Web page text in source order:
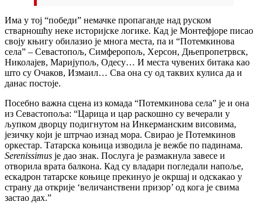
Има у тој “победи” немачке пропаганде над руском
стварношћу неке историјске логике. Кад је Монтефјоре писао
своју књигу обилазио је многа места, па и “Потемкинова
села” – Севастопољ, Симферопољ, Херсон, Дњепропетрвск,
Николајев, Маријупољ, Одесу… И места чувених битака као
што су Очаков, Измаил… Сва она су од таквих кулиса да и
данас постоје.
Посебно важна сцена из комада “Потемкинова села” је и она
из Севастопоља: “Царица и цар раскошно су вечерали у
љупком дворцу подигнутом на Инкерманским висовима,
језичку који је штрчао изнад мора. Свирао је Потемкинов
оркестар. Татарска коњица изводила је вежбе по падинама.
Serenissimus је дао знак. Послуга је размакнула завесе и
отворила врата балкона. Кад су владари погледали напоље,
ескадрон татарске коњице прекинуо је окршај и одскакао у
страну да открије ‘величанствени призор’ од кога је свима
застао дах.”